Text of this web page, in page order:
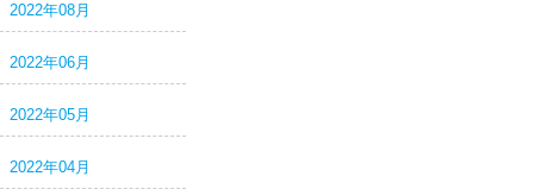
2022年08月
2022年06月
2022年05月
2022年04月